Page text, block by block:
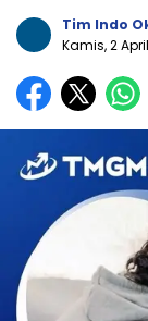
Tim Indo
Kamis, 2